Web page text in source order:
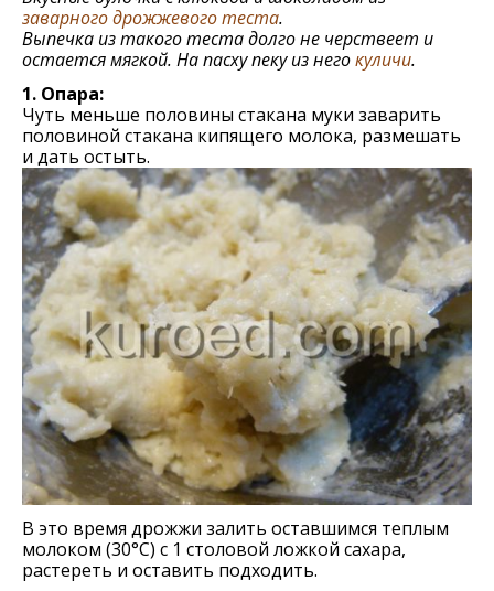
заварного дрожжевого теста.
Выпечка из такого теста долго не черствеет и
остается мягкой. На пасху пеку из негокуличи.
1. Опара:
Чуть меньше половины стакана муки заварить
половиной стакана кипящего молока, размешать
и дать остыть.
В это время дрожжи залить оставшимся теплым
молоком (30°C) с 1 столовой ложкой сахара,
растереть и оставить подходить.